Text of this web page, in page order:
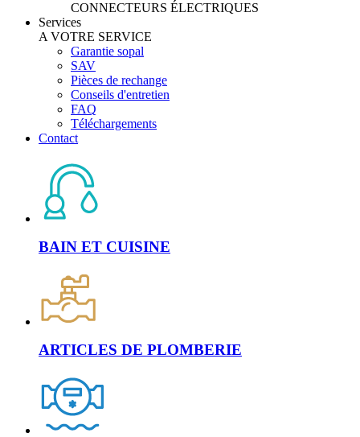
CONNECTEURS ÉLECTRIQUES
Services
A VOTRE SERVICE
Garantie sopal
SAV
Pièces de rechange
Conseils d'entretien
FAQ
Téléchargements
Contact
BAIN ET CUISINE
ARTICLES DE PLOMBERIE